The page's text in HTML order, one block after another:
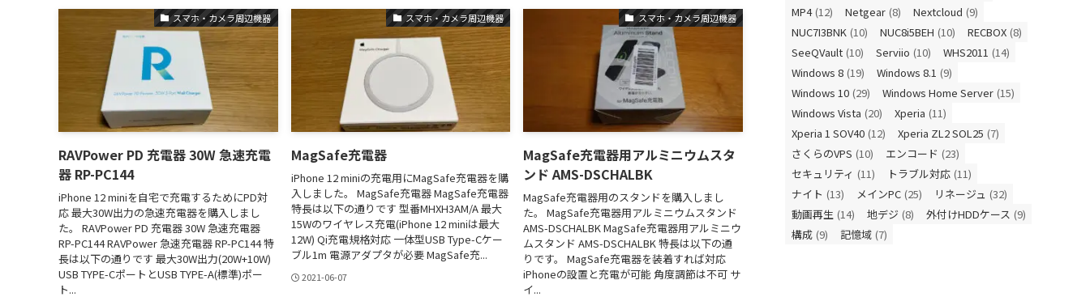
スマホ・カメラ周辺機器
RAVPower PD 充電器 30W 急速充電
器 RP-PC144
iPhone 12 miniを自宅で充電するためにPD対
応 最大30W出力の急速充電器を購入しまし
た。 RAVPower PD 充電器 30W 急速充電器
RP-PC144 RAVPower 急速充電器 RP-PC144 特
長は以下の通りです 最大30W出力(20W+10W)
USB TYPE-CポートとUSB TYPE-A(標準)ポー
ト...
スマホ・カメラ周辺機器
MagSafe充電器
iPhone 12 miniの充電用にMagSafe充電器を購
入しました。 MagSafe充電器 MagSafe充電器
特長は以下の通りです 型番MHXH3AM/A 最大
15Wのワイヤレス充電(iPhone 12 miniは最大
12W) Qi充電規格対応 一体型USB Type-Cケー
ブル1m 電源アダプタが必要 MagSafe充...
2021-06-07
スマホ・カメラ周辺機器
MagSafe充電器用アルミニウムスタ
ンド AMS-DSCHALBK
MagSafe充電器用のスタンドを購入しまし
た。 MagSafe充電器用アルミニウムスタンド
AMS-DSCHALBK MagSafe充電器用アルミニウ
ムスタンド AMS-DSCHALBK 特長は以下の通
りです。 MagSafe充電器を装着すれば対応
iPhoneの設置と充電が可能 角度調節は不可 サ
イ...
MP4 (12) Netgear (8) Nextcloud (9)
NUC7I3BNK (10) NUC8i5BEH (10) RECBOX (8)
SeeQVault (10) Serviio (10) WHS2011 (14)
Windows 8 (19) Windows 8.1 (9)
Windows 10 (29) Windows Home Server (15)
Windows Vista (20) Xperia (11)
Xperia 1 SOV40 (12) Xperia ZL2 SOL25 (7)
さくらのVPS (10) エンコード (23)
セキュリティ (11) トラブル対応 (11)
ナイト (13) メインPC (25) リネージュ (32)
動画再生 (14) 地デジ (8) 外付けHDDケース (9)
構成 (9) 記憶域 (7)